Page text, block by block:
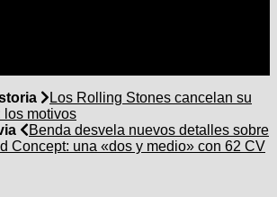
Los Rolling Stones cancelan su
los motivos
Benda desvela nuevos detalles sobre
Concept: una «dos y medio» con 62 CV